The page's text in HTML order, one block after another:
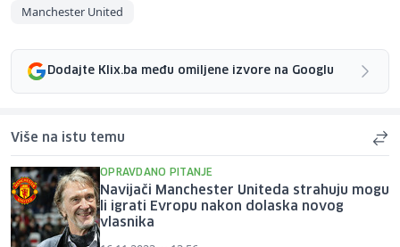
Manchester United
Dodajte Klix.ba među omiljene izvore na Googlu
Više na istu temu
OPRAVDANO PITANJE
Navijači Manchester Uniteda strahuju mogu
li igrati Evropu nakon dolaska novog
vlasnika